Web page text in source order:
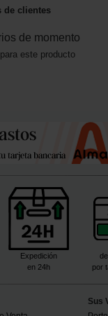
de clientes
de momento
este producto
Expedición
en 24h
por
Sus